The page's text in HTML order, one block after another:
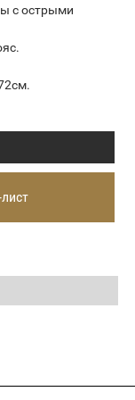
с острыми